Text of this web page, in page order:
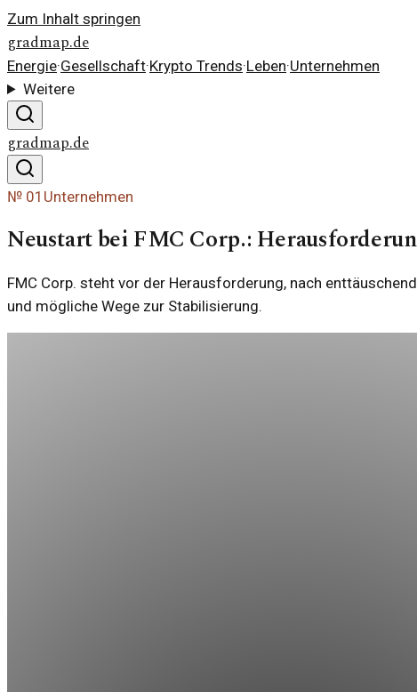
Zum Inhalt springen
gradmap.de
Energie·Gesellschaft·Krypto Trends·Leben·Unternehmen
Weitere
gradmap.de
№ 01 Unternehmen
Neustart bei FMC Corp.:
FMC Corp. steht vor der Herausforderung, nach
und mögliche Wege zur Stabilisierung.